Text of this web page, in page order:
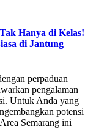
Hanya di Kelas!
di Jantung
perpaduan
pengalaman
Untuk Anda yang
potensi
Semarang ini